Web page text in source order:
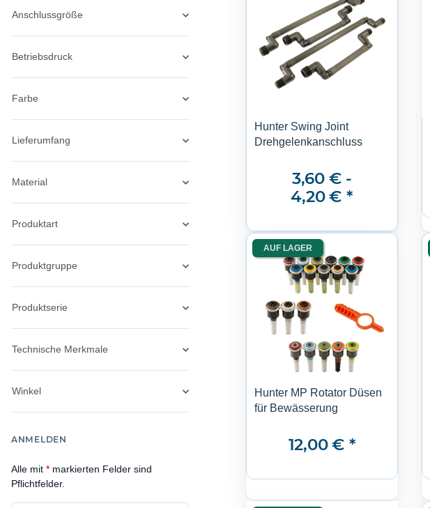
Hunter Swing Joint
Drehgelenkanschluss
3,60 € -
4,20 € *
AUF LAGER
Hunter MP Rotator Düsen
für Bewässerung
12,00 € *
Anschlussgröße
Betriebsdruck
Farbe
Lieferumfang
Material
Produktart
Produktgruppe
Produktserie
Technische Merkmale
Winkel
ANMELDEN
Alle mit * markierten Felder sind
Pflichtfelder.